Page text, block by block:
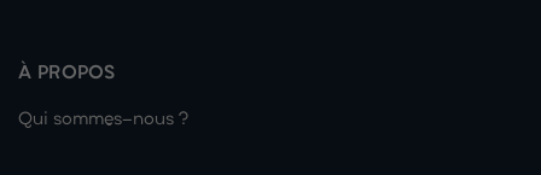
À PROPOS
Qui sommes-nous ?